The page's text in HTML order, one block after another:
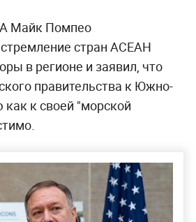
Майк Помпео
стран АСЕАН
в регионе и заявил, что
правительства к Южно-
к своей "морской